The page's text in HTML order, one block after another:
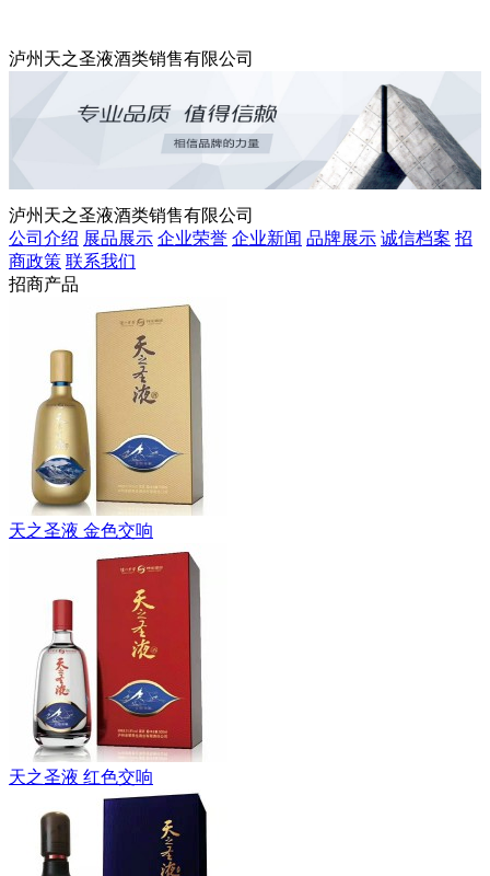
泸州天之圣液酒类销售有限公司
泸州天之圣液酒类销售有限公司
公司介绍 展品展示 企业荣誉 企业新闻 品牌展示 诚信档案 招
商政策 联系我们
招商产品
天之圣液 金色交响
天之圣液 红色交响